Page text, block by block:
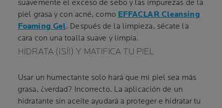
suavemente el exceso de sebo y las impurezas de la
piel grasa y con acné, como EFFACLAR Cleansing
Foaming Gel. Después de la limpieza, sécate la
cara con una toalla suave y limpia.
HIDRATA (¡SÍ!) Y MATIFICA TU PIEL
Usar un humectante solo hará que mi piel sea más
grasa, ¿verdad? Incorrecto. La aplicación de un
hidratante sin aceite ayudará a proteger e hidratar tu